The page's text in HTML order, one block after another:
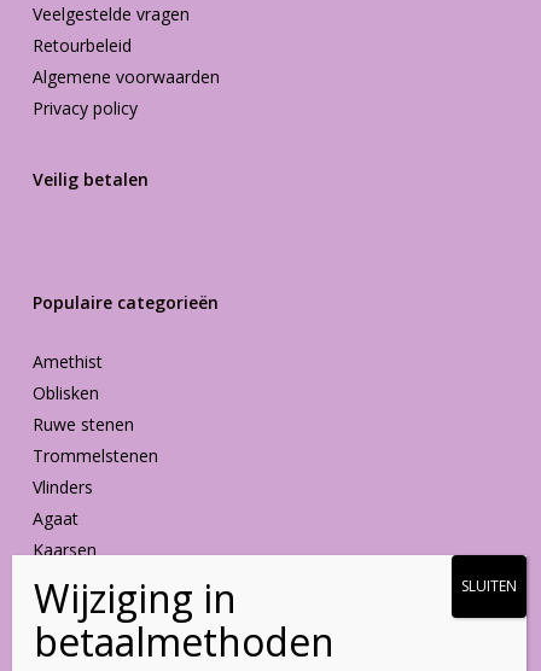
Veelgestelde vragen
Retourbeleid
Algemene voorwaarden
Privacy policy
Veilig betalen
Populaire categorieën
Amethist
Oblisken
Ruwe stenen
Trommelstenen
Vlinders
Agaat
Kaarsen
Vormen